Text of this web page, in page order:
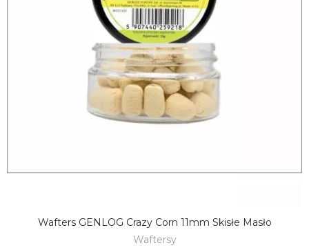
DODAJ DO KOSZYKA
Wafters GENLOG Crazy Corn 11mm Skisłe Masło
Waftersy